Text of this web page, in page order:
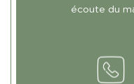
écoute du